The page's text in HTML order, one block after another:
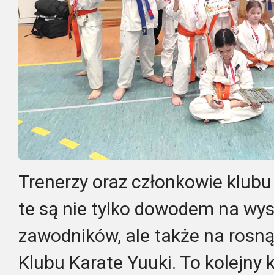
Trenerzy oraz członkowie
te są nie tylko dowodem na
zawodników, ale także na
Klubu Karate Yuuki. To kolejny